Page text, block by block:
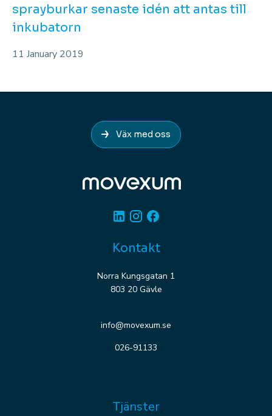
sprayburkar senaste idén att antas till
inkubatorn
11 January 2019
Väx med oss
LinkedinInstagram
Kontakt
Norra Kungsgatan 1
803 20 Gävle
info@movexum.se
026-91133
Tjänster